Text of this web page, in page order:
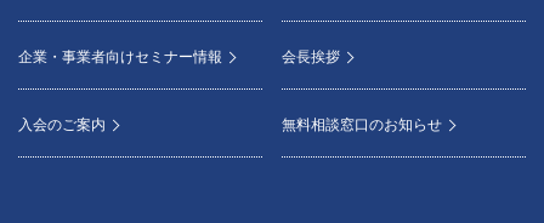
企業・事業者向けセミナー情報
入会のご案内
会長挨拶
無料相談窓口のお知らせ